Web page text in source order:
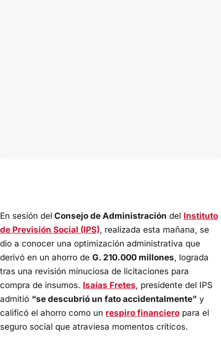
En sesión del Consejo de Administración del Instituto
de Previsión Social (IPS), realizada esta mañana, se
dio a conocer una optimización administrativa que
derivó en un ahorro de G. 210.000 millones, lograda
tras una revisión minuciosa de licitaciones para
compra de insumos. Isaías Fretes, presidente del IPS
admitió “se descubrió un fato accidentalmente” y
calificó el ahorro como un respiro financiero para el
seguro social que atraviesa momentos críticos.